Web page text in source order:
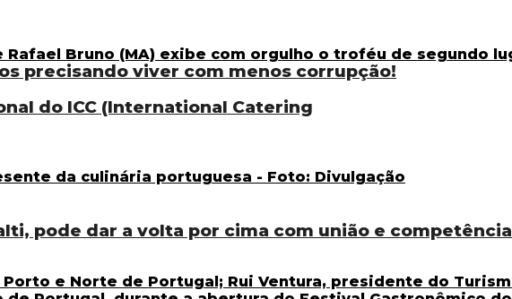
precisando viver com menos corrupção!
pode dar a volta por cima com união e competência
do ICC (International Catering